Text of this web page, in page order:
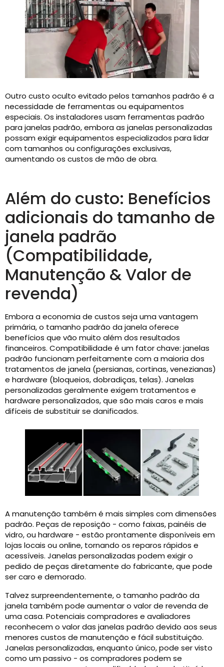
Outro custo oculto evitado pelos tamanhos padrão é a
necessidade de ferramentas ou equipamentos
especiais. Os instaladores usam ferramentas padrão
para janelas padrão, embora as janelas personalizadas
possam exigir equipamentos especializados para lidar
com tamanhos ou configurações exclusivas,
aumentando os custos de mão de obra.
Além do custo: Benefícios
adicionais do tamanho de
janela padrão
(Compatibilidade,
Manutenção & Valor de
revenda)
Embora a economia de custos seja uma vantagem
primária, o tamanho padrão da janela oferece
benefícios que vão muito além dos resultados
financeiros. Compatibilidade é um fator chave: janelas
padrão funcionam perfeitamente com a maioria dos
tratamentos de janela (persianas, cortinas, venezianas)
e hardware (bloqueios, dobradiças, telas). Janelas
personalizadas geralmente exigem tratamentos e
hardware personalizados, que são mais caros e mais
difíceis de substituir se danificados.
A manutenção também é mais simples com dimensões
padrão. Peças de reposição - como faixas, painéis de
vidro, ou hardware - estão prontamente disponíveis em
lojas locais ou online, tornando os reparos rápidos e
acessíveis. Janelas personalizadas podem exigir o
pedido de peças diretamente do fabricante, que pode
ser caro e demorado.
Talvez surpreendentemente, o tamanho padrão da
janela também pode aumentar o valor de revenda de
uma casa. Potenciais compradores e avaliadores
reconhecem o valor das janelas padrão devido aos seus
menores custos de manutenção e fácil substituição.
Janelas personalizadas, enquanto único, pode ser visto
como um passivo - os compradores podem se